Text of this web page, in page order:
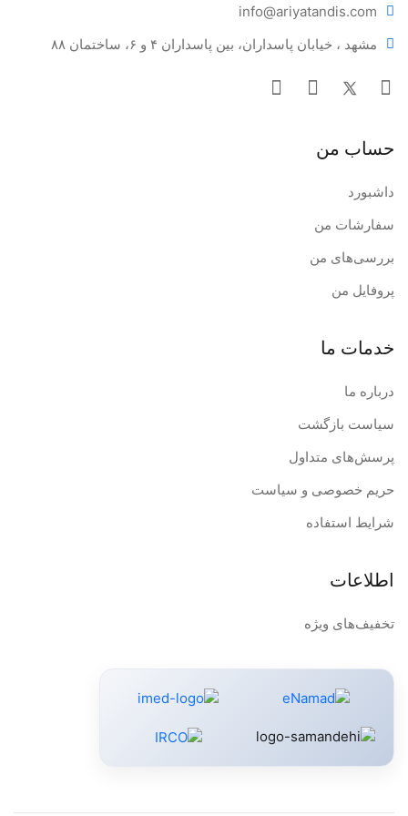
طول: 17.09 میلی‌متر
info@ariyatandis.com
مشهد ، خیابان پاسداران، بین پاسداران ۴ و ۶، ساختمان ۸۸
حساب من
داشبورد
سفارشات من
بررسی‌های من
پروفایل من
خدمات ما
درباره ما
سیاست بازگشت
پرسش‌های متداول
حریم خصوصی و سیاست
شرایط استفاده
اطلاعات
تخفیف‌های ویژه